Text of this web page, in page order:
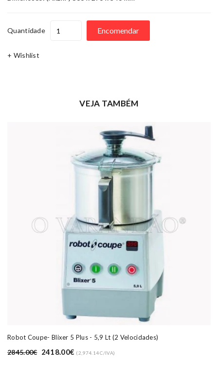
Quantidade Encomendar
+ Wishlist
VEJA TAMBÉM
Robot Coupe- Blixer 5 Plus - 5,9 Lt (2 Velocidades)
2845.00€ 2418.00€ (2,974.14 C/IVA)